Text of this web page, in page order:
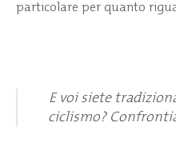
particolare per quanto
E voi siete
ciclismo?